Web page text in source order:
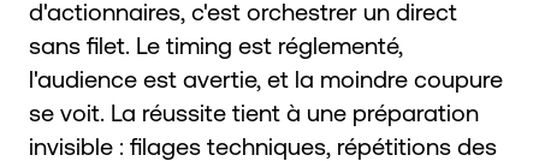
d'actionnaires, c'est orchestrer un direct
sans filet. Le timing est réglementé,
l'audience est avertie, et la moindre coupure
se voit. La réussite tient à une préparation
invisible : filages techniques, répétitions des